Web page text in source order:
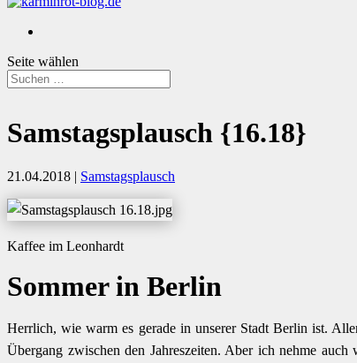
Seite wählen
Samstagsplausch {16.18}
21.04.2018 | Samstagsplausch
Kaffee im Leonhardt
Sommer in Berlin
Herrlich, wie warm es gerade in unserer Stadt Berlin ist.
Übergang zwischen den Jahreszeiten. Aber ich nehme